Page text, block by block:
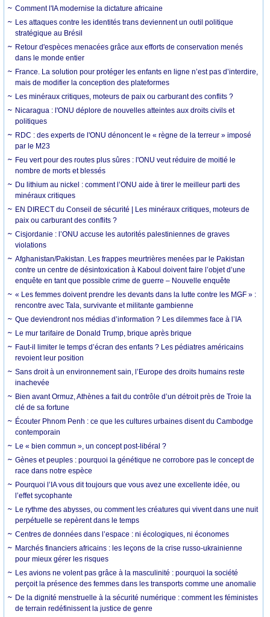
Comment l'IA modernise la dictature africaine
Les attaques contre les identités trans deviennent un outil politique
stratégique au Brésil
Retour d'espèces menacées grâce aux efforts de conservation menés
dans le monde entier
France. La solution pour protéger les enfants en ligne n’est pas d’interdire,
mais de modifier la conception des plateformes
Les minéraux critiques, moteurs de paix ou carburant des conflits ?
Nicaragua : l'ONU déplore de nouvelles atteintes aux droits civils et
politiques
RDC : des experts de l'ONU dénoncent le « règne de la terreur » imposé
par le M23
Feu vert pour des routes plus sûres : l'ONU veut réduire de moitié le
nombre de morts et blessés
Du lithium au nickel : comment l’ONU aide à tirer le meilleur parti des
minéraux critiques
EN DIRECT du Conseil de sécurité | Les minéraux critiques, moteurs de
paix ou carburant des conflits ?
Cisjordanie : l’ONU accuse les autorités palestiniennes de graves
violations
Afghanistan/Pakistan. Les frappes meurtrières menées par le Pakistan
contre un centre de désintoxication à Kaboul doivent faire l’objet d’une
enquête en tant que possible crime de guerre – Nouvelle enquête
« Les femmes doivent prendre les devants dans la lutte contre les MGF » :
rencontre avec Tala, survivante et militante gambienne
Que deviendront nos médias d’information ? Les dilemmes face à l’IA
Le mur tarifaire de Donald Trump, brique après brique
Faut-il limiter le temps d’écran des enfants ? Les pédiatres américains
revoient leur position
Sans droit à un environnement sain, l’Europe des droits humains reste
inachevée
Bien avant Ormuz, Athènes a fait du contrôle d’un détroit près de Troie la
clé de sa fortune
Écouter Phnom Penh : ce que les cultures urbaines disent du Cambodge
contemporain
Le « bien commun », un concept post-libéral ?
Gènes et peuples : pourquoi la génétique ne corrobore pas le concept de
race dans notre espèce
Pourquoi l’IA vous dit toujours que vous avez une excellente idée, ou
l’effet sycophante
Le rythme des abysses, ou comment les créatures qui vivent dans une nuit
perpétuelle se repèrent dans le temps
Centres de données dans l’espace : ni écologiques, ni économes
Marchés financiers africains : les leçons de la crise russo-ukrainienne
pour mieux gérer les risques
Les avions ne volent pas grâce à la masculinité : pourquoi la société
perçoit la présence des femmes dans les transports comme une anomalie
De la dignité menstruelle à la sécurité numérique : comment les féministes
de terrain redéfinissent la justice de genre